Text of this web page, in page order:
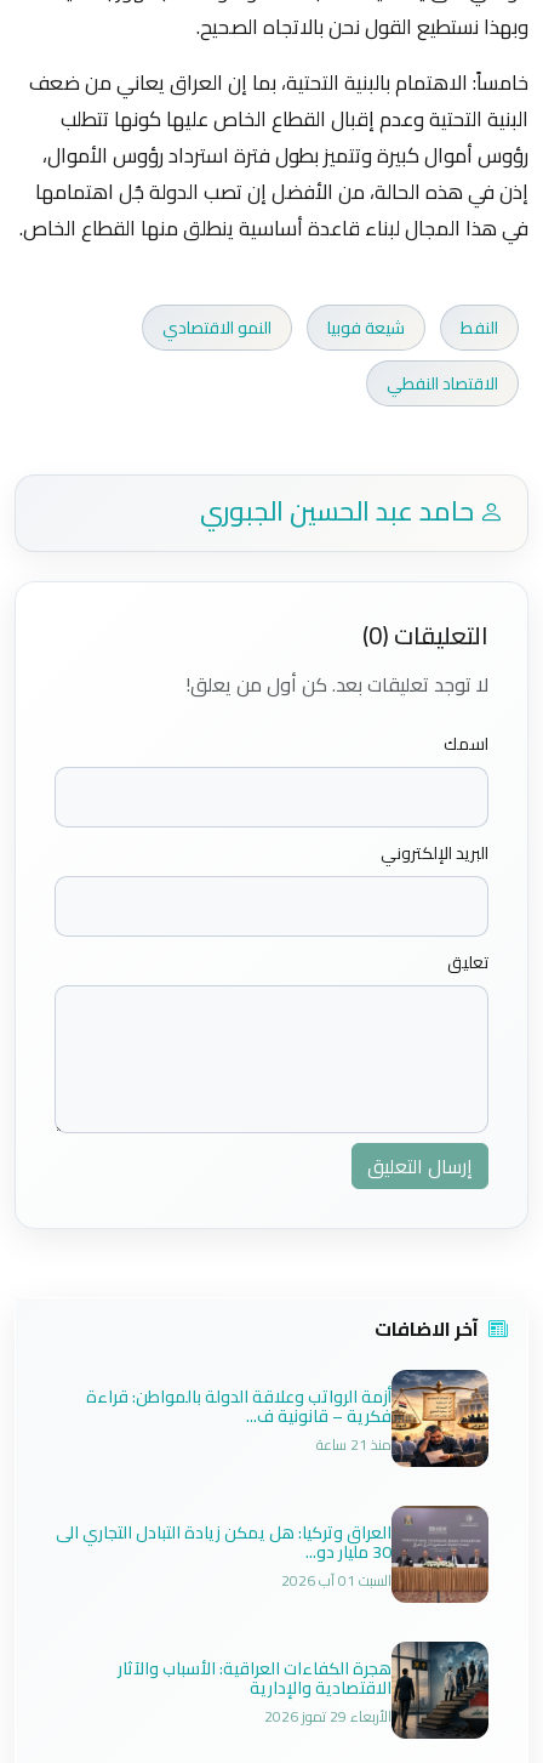
وبهذا نستطيع القول نحن بالاتجاه الصحيح.
خامساً: الاهتمام بالبنية التحتية، بما إن العراق يعاني من ضعف
البنية التحتية وعدم إقبال القطاع الخاص عليها كونها تتطلب
رؤوس أموال كبيرة وتتميز بطول فترة استرداد رؤوس الأموال،
إذن في هذه الحالة، من الأفضل إن تصب الدولة جُل اهتمامها
في هذا المجال لبناء قاعدة أساسية ينطلق منها القطاع الخاص.
النفط شيعة فوبيا
النمو الاقتصادي
الاقتصاد النفطي
حامد عبد الحسين الجبوري
التعليقات (0)
لا توجد تعليقات بعد. كن أول من يعلق!
اسمك
البريد الإلكتروني
تعليق
إرسال التعليق
آخر الاضافات
أزمة الرواتب وعلاقة الدولة بالمواطن: قراءة
فكرية – قانونية ف...
منذ 21 ساعة
العراق وتركيا: هل يمكن زيادة التبادل التجاري الى
30 مليار دو...
السبت 01 آب 2026
هجرة الكفاءات العراقية: الأسباب والآثار
الاقتصادية والإدارية
الأربعاء 29 تموز 2026